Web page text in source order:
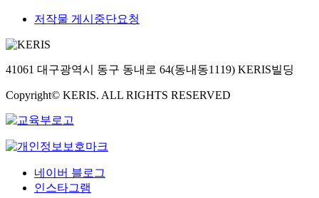
저작물 게시중단요청
41061 대구광역시 동구 동내로 64(동내동1119) KERIS빌딩
Copyright© KERIS. ALL RIGHTS RESERVED
네이버 블로그
인스타그램